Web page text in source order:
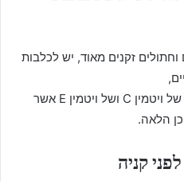
זקנים מאוד, יש לכלבות
יש המיועדים להחמצת השתן, יש של ויטמין C ושל ויטמין E אשר
הלאה.
קניה